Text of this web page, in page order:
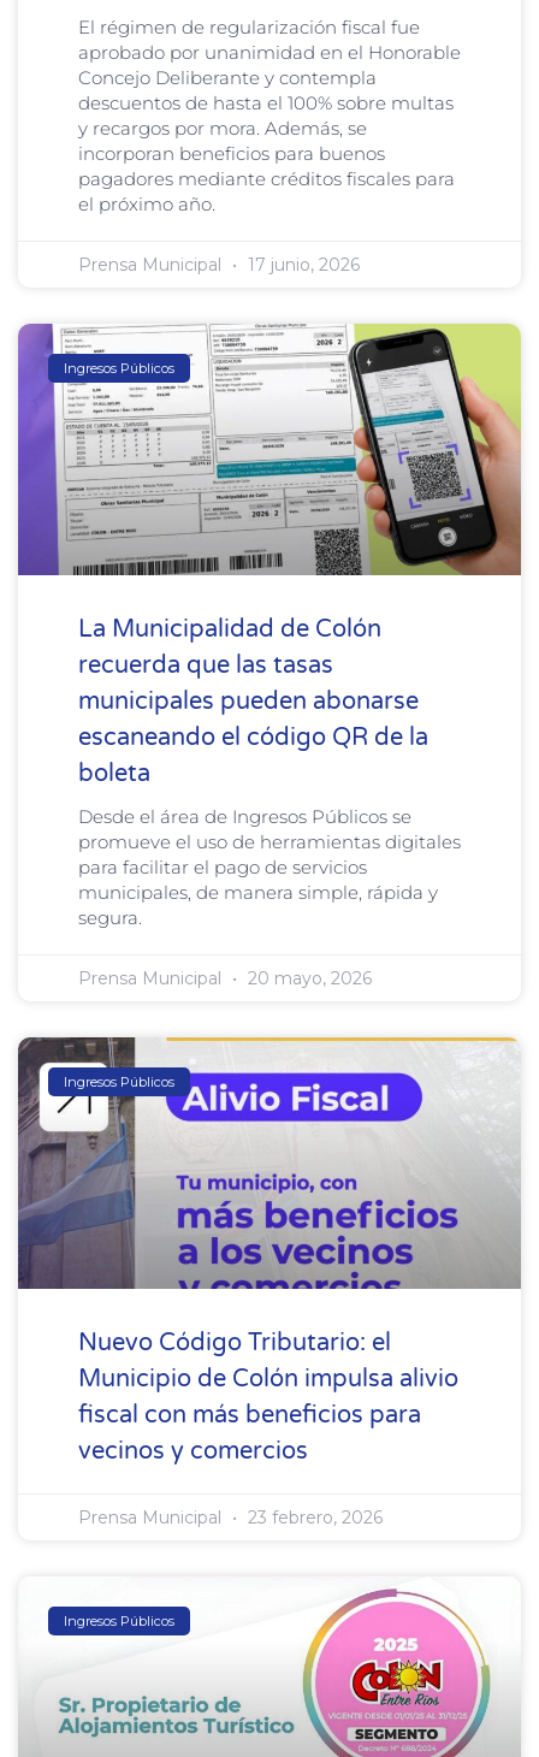
El régimen de regularización fiscal fue
aprobado por unanimidad en el Honorable
Concejo Deliberante y contempla
descuentos de hasta el 100% sobre multas
y recargos por mora. Además, se
incorporan beneficios para buenos
pagadores mediante créditos fiscales para
el próximo año.
Prensa Municipal 17 junio, 2026
Ingresos Públicos
La Municipalidad de Colón
recuerda que las tasas
municipales pueden abonarse
escaneando el código QR de la
boleta
Desde el área de Ingresos Públicos se
promueve el uso de herramientas digitales
para facilitar el pago de servicios
municipales, de manera simple, rápida y
segura.
Prensa Municipal 20 mayo, 2026
Ingresos Públicos
Nuevo Código Tributario: el
Municipio de Colón impulsa alivio
fiscal con más beneficios para
vecinos y comercios
Prensa Municipal 23 febrero, 2026
Ingresos Públicos